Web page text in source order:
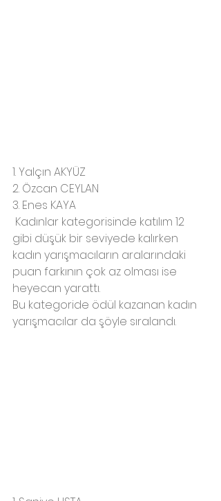
1. Yalçın AKYÜZ
2. Özcan CEYLAN
3. Enes KAYA
gibi düşük bir seviyede kalırken
kadın yarışmacıların aralarındaki
puan farkının çok az olması ise
heyecan yarattı.
Bu kategoride ödül kazanan kadın
yarışmacılar da şöyle sıralandı.